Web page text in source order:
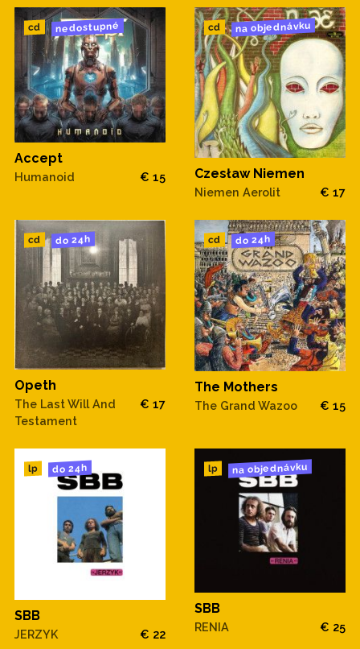
cd nedostupné
Accept
Humanoid € 15
cd na objednávku
Czesław Niemen
Niemen Aerolit € 17
cd do 24h
Opeth
The Last Will And
Testament
€ 17
cd do 24h
The Mothers
The Grand Wazoo € 15
lp do 24h
SBB
JERZYK € 22
lp na objednávku
SBB
RENIA € 25